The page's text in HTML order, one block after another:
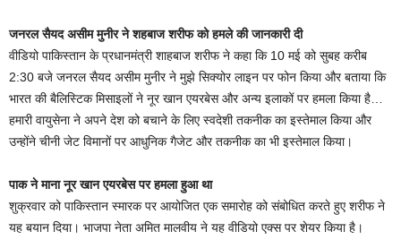
जनरल सैयद असीम मुनीर ने शहबाज शरीफ को हमले की जानकारी दी
वीडियो पाकिस्तान के प्रधानमंत्री शाहबाज शरीफ ने कहा कि 10 मई को सुबह करीब
2:30 बजे जनरल सैयद असीम मुनीर ने मुझे सिक्योर लाइन पर फोन किया और बताया कि
भारत की बैलिस्टिक मिसाइलों ने नूर खान एयरबेस और अन्य इलाकों पर हमला किया है…
हमारी वायुसेना ने अपने देश को बचाने के लिए स्वदेशी तकनीक का इस्तेमाल किया और
उन्होंने चीनी जेट विमानों पर आधुनिक गैजेट और तकनीक का भी इस्तेमाल किया।
पाक ने माना नूर खान एयरबेस पर हमला हुआ था
शुक्रवार को पाकिस्तान स्मारक पर आयोजित एक समारोह को संबोधित करते हुए शरीफ ने
यह बयान दिया। भाजपा नेता अमित मालवीय ने यह वीडियो एक्स पर शेयर किया है।